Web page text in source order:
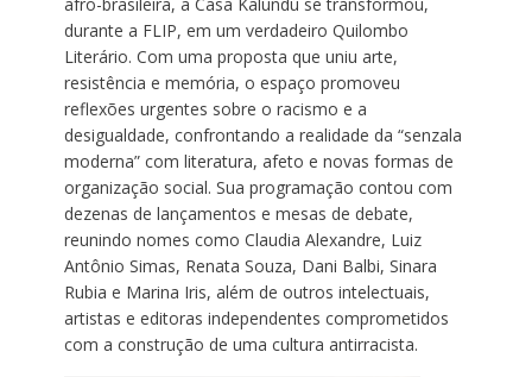
durante a FLIP, em um verdadeiro Quilombo
Literário. Com uma proposta que uniu arte,
resistência e memória, o espaço promoveu
reflexões urgentes sobre o racismo e a
desigualdade, confrontando a realidade da “senzala
moderna” com literatura, afeto e novas formas de
organização social. Sua programação contou com
dezenas de lançamentos e mesas de debate,
reunindo nomes como Claudia Alexandre, Luiz
Antônio Simas, Renata Souza, Dani Balbi, Sinara
Rubia e Marina Iris, além de outros intelectuais,
artistas e editoras independentes comprometidos
com a construção de uma cultura antirracista.